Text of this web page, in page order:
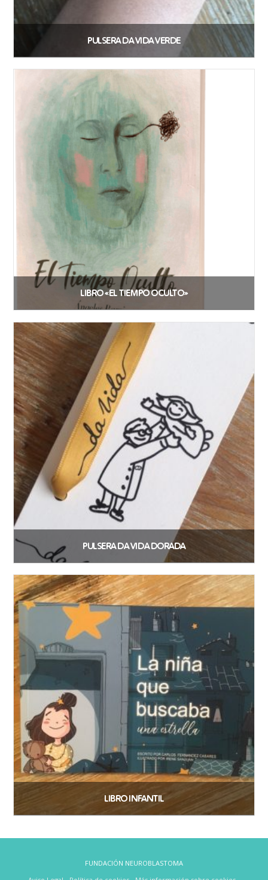
PULSERA DA VIDA VERDE
2,07€
Añadir al carrito
LIBRO «EL TIEMPO OCULTO»
17,31€
Añadir al carrito
PULSERA DA VIDA DORADA
2,07€
Añadir al carrito
LIBRO INFANTIL
11,54€
FUNDACIÓN NEUROBLASTOMA